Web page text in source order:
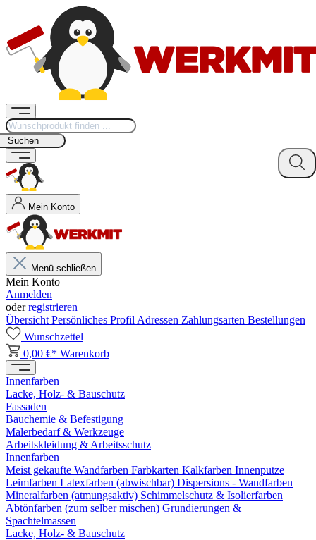
Suchen
Mein Konto
Menü schließen
Mein Konto
Anmelden
oderregistrieren
Übersicht Persönliches Profil Adressen Zahlungsarten Bestellungen
Wunschzettel
0,00 €* Warenkorb
Innenfarben
Lacke, Holz- & Bauschutz
Fassaden
Bauchemie & Befestigung
Malerbedarf & Werkzeuge
Arbeitskleidung & Arbeitsschutz
Innenfarben
Meist gekaufte Wandfarben Farbkarten Kalkfarben Innenputze
Leimfarben Latexfarben (abwischbar) Dispersions - Wandfarben
Mineralfarben (atmungsaktiv) Schimmelschutz & Isolierfarben
Abtönfarben (zum selber mischen) Grundierungen &
Spachtelmassen
Lacke, Holz- & Bauschutz